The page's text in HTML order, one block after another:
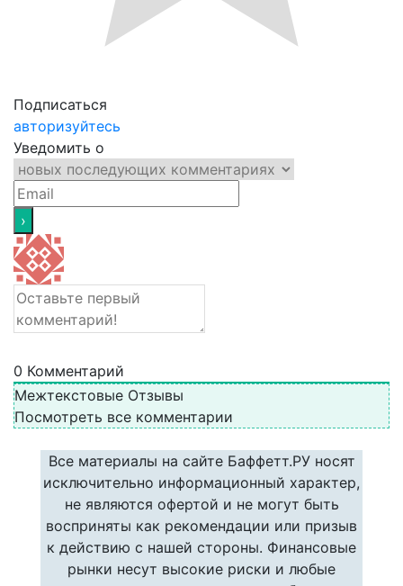
Подписаться
авторизуйтесь
Уведомить о
0 Комментарий
Межтекстовые Отзывы
Посмотреть все комментарии
Все материалы на сайте Баффетт.РУ носят
исключительно информационный характер,
не являются офертой и не могут быть
восприняты как рекомендации или призыв
к действию с нашей стороны. Финансовые
рынки несут высокие риски и любые